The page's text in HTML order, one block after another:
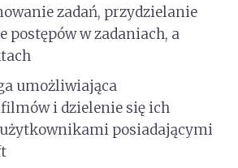
zadań, przydzielanie
postępów w zadaniach, a
umożliwiająca
i dzielenie się ich
posiadającymi